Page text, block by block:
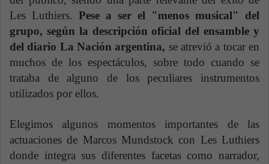
Les Luthiers. Pese a ser el "menos musical" del
grupo, según la descripción oficial del ensamble y
del diario La Nación argentina, se atrevió a tocar en
muchos de los espectáculos, sobre todo cuando se
trataba de alguno de los peculiares instrumentos
utilizados por ellos.
Elegimos algunos momentos importantes de las
actuaciones de Marcos Mundstock con Les Luthiers
donde integra sus diferentes facetas como narrador,